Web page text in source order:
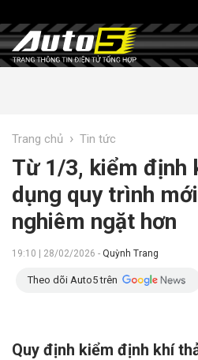
Trang chủ › Tin tức
Từ 1/3, kiểm định
dụng quy trình
nghiêm ngặt hơn
19:10 | 28/02/2026 - Quỳnh Trang
Theo dõi Auto5 trên
Quy định kiểm định khí